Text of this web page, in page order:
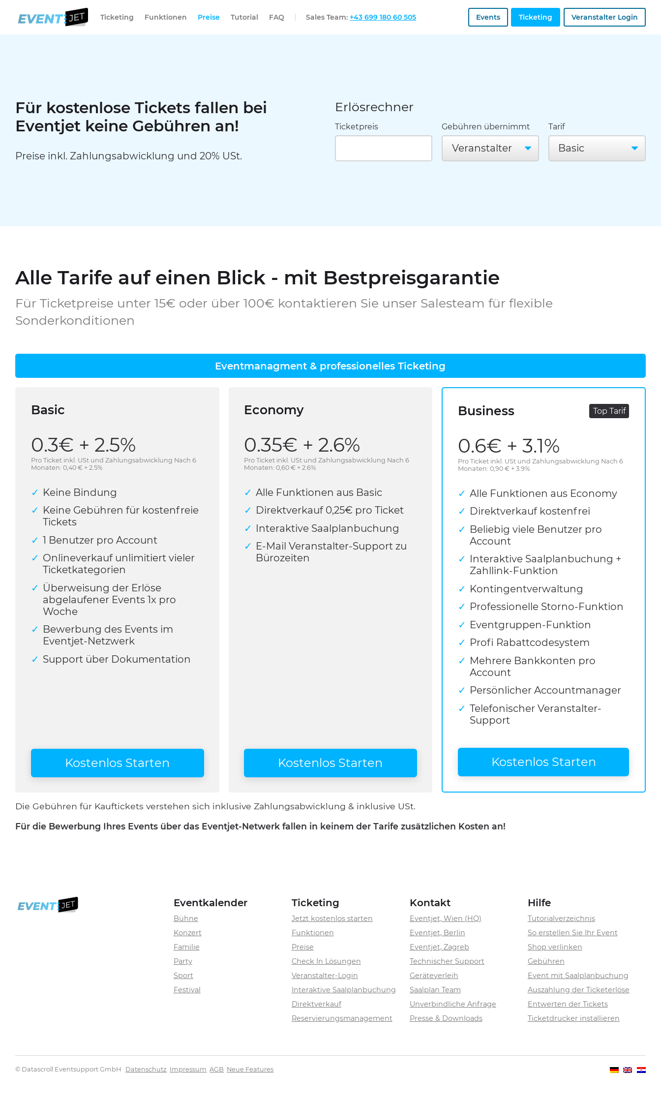
Eventjet
Ticketing Funktionen Preise Tutorial FAQ Sales Team:+43 699 180 60 505 Events Ticketing Veranstalter Login
Für kostenlose Tickets fallen bei
Eventjet keine Gebühren an!
Preise inkl. Zahlungsabwicklung und 20% USt.
Erlösrechner
Ticketpreis Gebühren übernimmt Tarif
Alle Tarife auf einen Blick - mit Bestpreisgarantie
Für Ticketpreise unter 15€ oder über 100€ kontaktieren Sie unser Salesteam für flexible
Sonderkonditionen
Eventmanagment & professionelles Ticketing
Basic
0.3€ + 2.5%
Pro Ticket inkl. USt und Zahlungsabwicklung Nach 6
Monaten: 0,40 € + 2.5%
Keine Bindung
Keine Gebühren für kostenfreie
Tickets
1 Benutzer pro Account
Onlineverkauf unlimitiert vieler
Ticketkategorien
Überweisung der Erlöse
abgelaufener Events 1x pro
Woche
Bewerbung des Events im
Eventjet-Netzwerk
Support über Dokumentation
Kostenlos Starten
Economy
0.35€ + 2.6%
Pro Ticket inkl. USt und Zahlungsabwicklung Nach 6
Monaten: 0,60 € + 2.6%
Alle Funktionen aus Basic
Direktverkauf 0,25€ pro Ticket
Interaktive Saalplanbuchung
E-Mail Veranstalter-Support zu
Bürozeiten
Kostenlos Starten
Business Top Tarif
0.6€ + 3.1%
Pro Ticket inkl. USt und Zahlungsabwicklung Nach 6
Monaten: 0,90 € + 3.9%
Alle Funktionen aus Economy
Direktverkauf kostenfrei
Beliebig viele Benutzer pro
Account
Interaktive Saalplanbuchung +
Zahllink-Funktion
Kontingentverwaltung
Professionelle Storno-Funktion
Eventgruppen-Funktion
Profi Rabattcodesystem
Mehrere Bankkonten pro
Account
Persönlicher Accountmanager
Telefonischer Veranstalter-
Support
Kostenlos Starten
Die Gebühren für Kauftickets verstehen sich inklusive Zahlungsabwicklung & inklusive USt.
Für die Bewerbung Ihres Events über das Eventjet-Netwerk fallen in keinem der Tarife zusätzlichen Kosten an!
Eventkalender
Bühne
Konzert
Familie
Party
Sport
Festival
Ticketing
Jetzt kostenlos starten
Funktionen
Preise
Check In Lösungen
Veranstalter-Login
Interaktive Saalplanbuchung
Direktverkauf
Reservierungsmanagement
Kontakt
Eventjet, Wien (HQ)
Eventjet, Berlin
Eventjet, Zagreb
Technischer Support
Geräteverleih
Saalplan Team
Unverbindliche Anfrage
Presse & Downloads
Hilfe
Tutorialverzeichnis
So erstellen Sie Ihr Event
Shop verlinken
Gebühren
Event mit Saalplanbuchung
Auszahlung der Ticketerlöse
Entwerten der Tickets
Ticketdrucker installieren
© Datascroll Eventsupport GmbH Datenschutz Impressum AGB Neue Features